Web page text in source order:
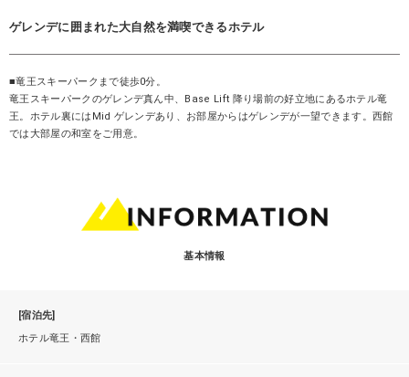
ゲレンデに囲まれた大自然を満喫できるホテル
■竜王スキーパークまで徒歩0分。
竜王スキーパークのゲレンデ真ん中、Base Lift 降り場前の好立地にあるホテル竜
王。ホテル裏にはMid ゲレンデあり、お部屋からはゲレンデが一望できます。西館
では大部屋の和室をご用意。
基本情報
[宿泊先]
ホテル竜王・西館